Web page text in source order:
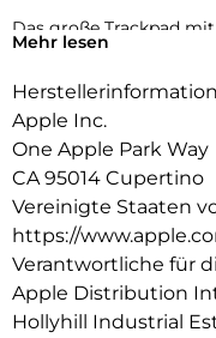
Das große Trackpad
Aufgaben, bei denen es
deinem iPad mit
Gesten. Das robuste
und ist perfekt, um dein
Mehr lesen
Herstellerinformation
Apple Inc.
One Apple Park Way
CA 95014 Cupertino
Vereinigte Staaten
https://
Verantwortliche für
Apple Distribution
Hollyhill Industrial